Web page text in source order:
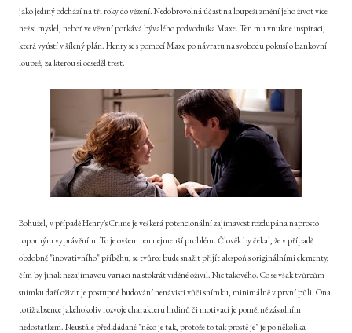
jako jediný odchází na tři roky do vězení. Nedobrovolná účast na loupeži změní jeho život více
než si myslel, neboť ve vězení potkává bývalého podvodníka Maxe. Ten mu vnukne inspiraci,
která vyústí v šílený plán. Henry se s pomocí Maxe po návratu na svobodu pokusí o bankovní
loupež, za kterou si odseděl trest.
Bohužel, v případě Henry's Crime je veškerá potencionální zajímavost rozdupána naprosto
toporným vyprávěním. To je ovšem ten nejmenší problém. Člověk by čekal, že v případě
obdobně "inovativního" příběhu, se tvůrce bude snažit přijít alespoň s originálními elementy,
čím by jinak nezajímavou variaci na stokrát viděné oživil. Nic takového. Co se však tvůrcům
snímku daří oživit je postupné budování nenávisti vůči snímku, minimálně v první půli. Ona
totiž absence jakéhokoliv rozvoje charakteru hrdinů či motivací je poměrně zásadním
nedostatkem. Neustále předkládané "něco je tak, protože to tak prostě je" je po několika